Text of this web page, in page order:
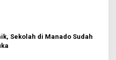
Sekolah di Manado Sudah